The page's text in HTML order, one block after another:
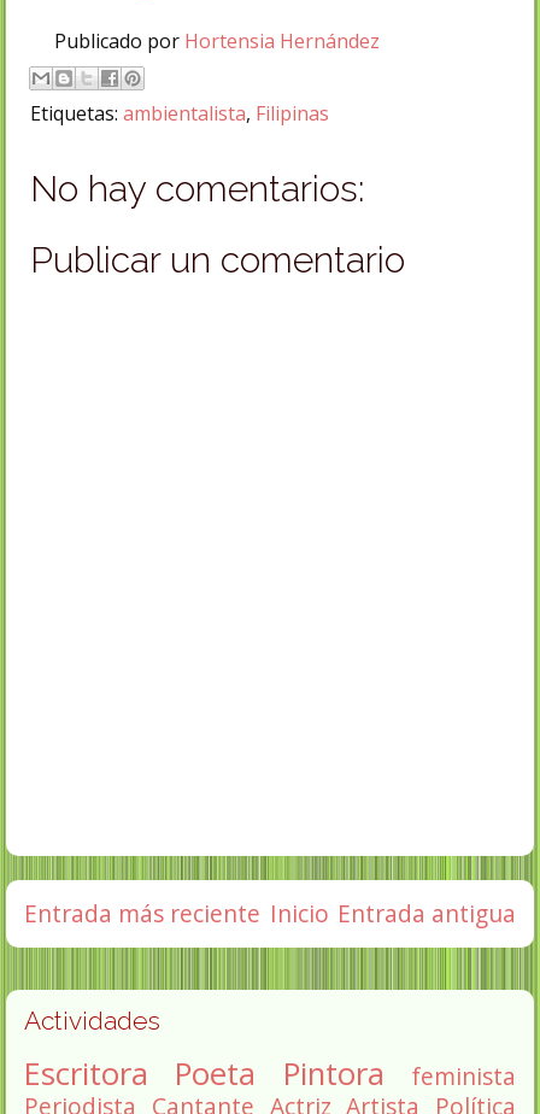
Publicado por Hortensia Hernández
Etiquetas: ambientalista, Filipinas
No hay comentarios:
Publicar un comentario
Entrada más reciente Entrada antigua
Inicio
Actividades
Escritora Poeta Pintora
feminista
Periodista Cantante Actriz Artista Política